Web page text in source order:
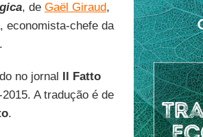
, de Gaël Giraud,
economista-chefe da
no jornal Il Fatto
A tradução é de
.